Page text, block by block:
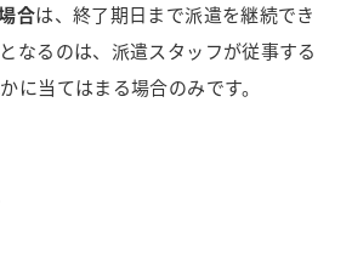
合は、終了期日まで派遣を継続でき
なるのは、派遣スタッフが従事する
に当てはまる場合のみです。